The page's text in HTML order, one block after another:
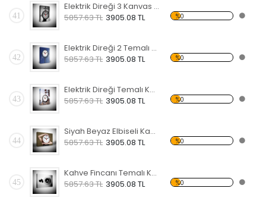
41
Elektrik Direği 3 Kanvas Saat
5857.63 TL 3905.08 TL %0
42
Elektrik Direği 2 Temalı Kanvas Saat
5857.63 TL 3905.08 TL %0
43
Elektrik Direği Temalı Kanvas Saat
5857.63 TL 3905.08 TL %0
44
Siyah Beyaz Elbiseli Kadın Temalı Kanvas Saat
5857.63 TL 3905.08 TL %0
45
Kahve Fincanı Temalı Kanvas Saat
5857.63 TL 3905.08 TL %0